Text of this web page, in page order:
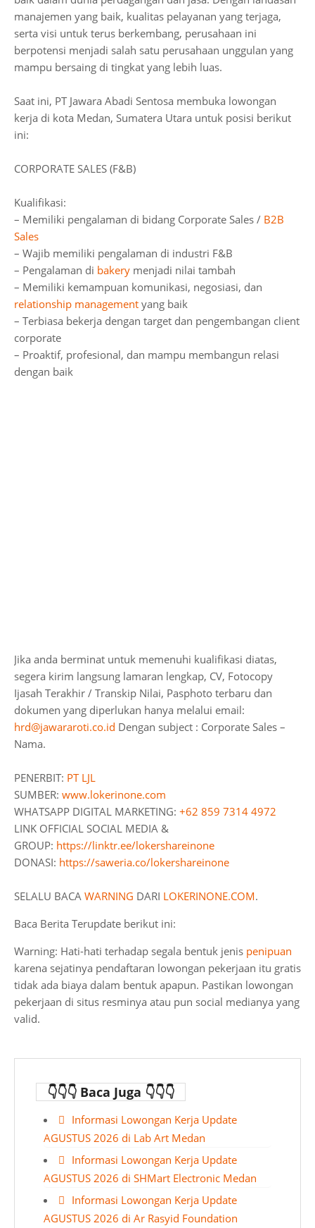
manajemen yang baik, kualitas pelayanan yang terjaga,
serta visi untuk terus berkembang, perusahaan ini
berpotensi menjadi salah satu perusahaan unggulan yang
mampu bersaing di tingkat yang lebih luas.
Saat ini, PT Jawara Abadi Sentosa membuka lowongan
kerja di kota Medan, Sumatera Utara untuk posisi berikut
ini:
CORPORATE SALES (F&B)
Kualifikasi:
– Memiliki pengalaman di bidang Corporate Sales / B2B
Sales
– Wajib memiliki pengalaman di industri F&B
– Pengalaman di bakery menjadi nilai tambah
– Memiliki kemampuan komunikasi, negosiasi, dan
relationship management yang baik
– Terbiasa bekerja dengan target dan pengembangan client
corporate
– Proaktif, profesional, dan mampu membangun relasi
dengan baik
Jika anda berminat untuk memenuhi kualifikasi diatas,
segera kirim langsung lamaran lengkap, CV, Fotocopy
Ijasah Terakhir / Transkip Nilai, Pasphoto terbaru dan
dokumen yang diperlukan hanya melalui email:
hrd@jawararoti.co.id Dengan subject : Corporate Sales –
Nama.
PENERBIT: PT LJL
SUMBER: www.lokerinone.com
WHATSAPP DIGITAL MARKETING: +62 859 7314 4972
LINK OFFICIAL SOCIAL MEDIA &
GROUP: https://linktr.ee/lokershareinone
DONASI: https://saweria.co/lokershareinone
SELALU BACA WARNING DARI LOKERINONE.COM.
Baca Berita Terupdate berikut ini:
Warning: Hati-hati terhadap segala bentuk jenis penipuan
karena sejatinya pendaftaran lowongan pekerjaan itu gratis
tidak ada biaya dalam bentuk apapun. Pastikan lowongan
pekerjaan di situs resminya atau pun social medianya yang
valid.
👇👇👇 Baca Juga 👇👇👇
Informasi Lowongan Kerja Update
AGUSTUS 2026 di Lab Art Medan
Informasi Lowongan Kerja Update
AGUSTUS 2026 di SHMart Electronic Medan
Informasi Lowongan Kerja Update
AGUSTUS 2026 di Ar Rasyid Foundation